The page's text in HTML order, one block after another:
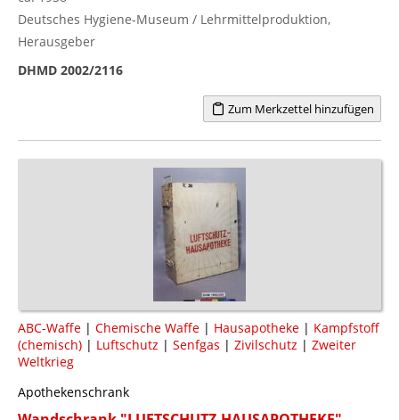
Deutsches Hygiene-Museum / Lehrmittelproduktion,
Herausgeber
DHMD 2002/2116
Zum Merkzettel hinzufügen
ABC-Waffe | Chemische Waffe | Hausapotheke | Kampfstoff
(chemisch) | Luftschutz | Senfgas | Zivilschutz | Zweiter
Weltkrieg
Apothekenschrank